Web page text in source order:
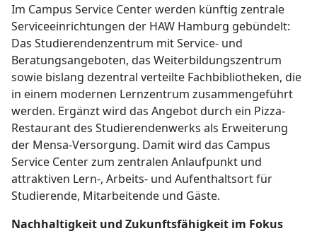
Im Campus Service Center werden künftig zentrale
Serviceeinrichtungen der HAW Hamburg gebündelt:
Das Studierendenzentrum mit Service- und
Beratungsangeboten, das Weiterbildungszentrum
sowie bislang dezentral verteilte Fachbibliotheken, die
in einem modernen Lernzentrum zusammengeführt
werden. Ergänzt wird das Angebot durch ein Pizza-
Restaurant des Studierendenwerks als Erweiterung
der Mensa-Versorgung. Damit wird das Campus
Service Center zum zentralen Anlaufpunkt und
attraktiven Lern-, Arbeits- und Aufenthaltsort für
Studierende, Mitarbeitende und Gäste.
Nachhaltigkeit und Zukunftsfähigkeit im Fokus